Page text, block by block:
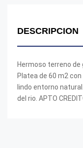
DESCRIPCION
Hermoso terreno
Platea de 60 m2
lindo entorno
del rio. APTO